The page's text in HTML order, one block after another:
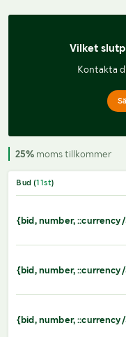
Vilket
Kontakta
25% moms tillkommer
Bud (11st)
{bid, number,
{bid, number,
{bid, number,